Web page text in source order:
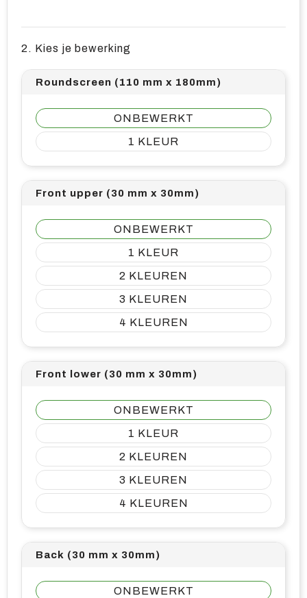
2. Kies je bewerking
Roundscreen (110 mm x 180mm)
ONBEWERKT
1
Front upper (30 mm x 30mm)
ONBEWERKT
1
2
3
4
Front lower (30 mm x 30mm)
ONBEWERKT
1
2
3
4
Back (30 mm x 30mm)
ONBEWERKT